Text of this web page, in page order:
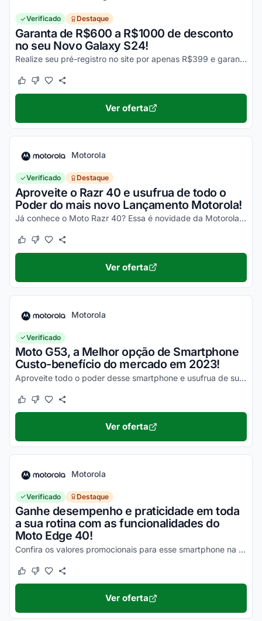
Verificado Destaque
Garanta de R$600 a R$1000 de desconto
no seu Novo Galaxy S24!
Realize seu pré-registro no site por apenas R$399 e garanta esse desconto imperdível na sua compra!
Este cupom funcionou
Este cupom não funcionou
Ver oferta
Motorola
Verificado Destaque
Aproveite o Razr 40 e usufrua de todo o
Poder do mais novo Lançamento Motorola!
Já conhece o Moto Razr 40? Essa é novidade da Motorola, um celular impecável, com um desempenho incrível e que ainda dobra! Não perca a chance de garantir o seu e aproveite os desc...
Este cupom funcionou
Este cupom não funcionou
Ver oferta
Motorola
Verificado
Moto G53, a Melhor opção de Smartphone
Custo-benefício do mercado em 2023!
Aproveite todo o poder desse smartphone e usufrua de suas vantagens por valores a partir de R$1500!
Este cupom funcionou
Este cupom não funcionou
Ver oferta
Motorola
Verificado Destaque
Ganhe desempenho e praticidade em toda
a sua rotina com as funcionalidades do
Moto Edge 40!
Confira os valores promocionais para esse smartphone na loja virtual Motorola e economize hoje mesmo!
Este cupom funcionou
Este cupom não funcionou
Ver oferta